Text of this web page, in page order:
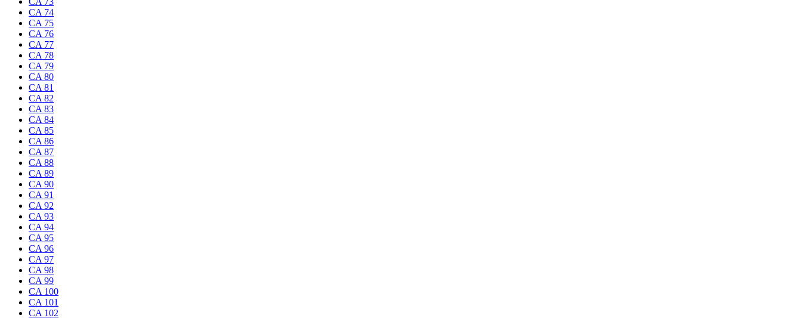
CA 74
CA 75
CA 76
CA 77
CA 78
CA 79
CA 80
CA 81
CA 82
CA 83
CA 84
CA 85
CA 86
CA 87
CA 88
CA 89
CA 90
CA 91
CA 92
CA 93
CA 94
CA 95
CA 96
CA 97
CA 98
CA 99
CA 100
CA 101
CA 102